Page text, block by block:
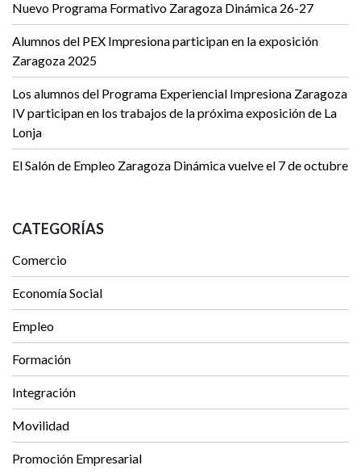
Nuevo Programa Formativo Zaragoza Dinámica 26-27
Alumnos del PEX Impresiona participan en la exposición
Zaragoza 2025
Los alumnos del Programa Experiencial Impresiona Zaragoza
IV participan en los trabajos de la próxima exposición de La
Lonja
El Salón de Empleo Zaragoza Dinámica vuelve el 7 de octubre
CATEGORÍAS
Comercio
Economía Social
Empleo
Formación
Integración
Movilidad
Promoción Empresarial